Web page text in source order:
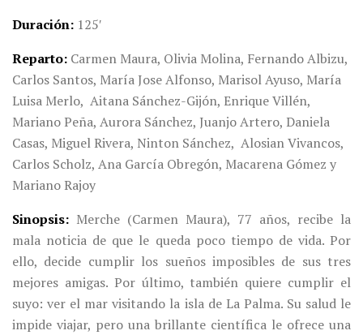
Duración 125′
Reparto Carmen Maura, Olivia Molina, Fernando Albizu,
Carlos Santos, María Jose Alfonso, Marisol Ayuso, María
Luisa Merlo, Aitana Sánchez-Gijón, Enrique Villén,
Mariano Peña, Aurora Sánchez, Juanjo Artero, Daniela
Casas, Miguel Rivera, Ninton Sánchez, Alosian Vivancos,
Carlos Scholz, Ana García Obregón, Macarena Gómez y
Mariano Rajoy
Sinopsis
Merche (Carmen Maura), 77 años, recibe la
mala noticia de que le queda poco tiempo de vida. Por
ello, decide cumplir los sueños imposibles de sus tres
mejores amigas. Por último, también quiere cumplir el
suyo: ver el mar visitando la isla de La Palma. Su salud le
impide viajar, pero una brillante científica le ofrece una